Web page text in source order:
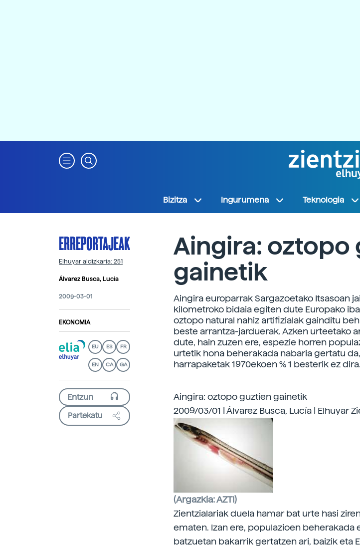
Bizitza Ingurumena Teknologia
ERREPORTAJEAK
Elhuyar aldizkaria: 251
Álvarez Busca, Lucía
2009-03-01
EKONOMIA
EU ES FR
EN CA GA
Partekatu
Aingira: oztopo
gainetik
Aingira europarrak Sargazoetako Itsasoan
kilometroko bidaia egiten dute Europako
oztopo natural nahiz artifizialak gainditu
beste arrantza-jarduerak. Azken urteetako
dute, hain zuzen ere, espezie horren
urtetik hona beherakada nabaria gertatu
harrapaketak 1970ekoen % 1 besterik ez dira.
Aingira: oztopo guztien gainetik
2009/03/01 | Álvarez Busca, Lucía | Elhuyar
(Argazkia: AZTI)
Zientzialariak duela hamar bat urte hasi
ematen. Izan ere, populazioen beherakada
batzuetan bakarrik gertatzen ari, baizik eta